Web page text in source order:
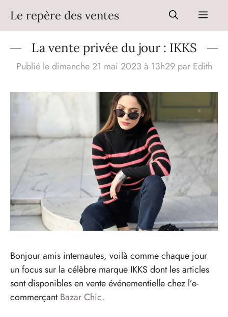
contenu
Le repère des ventes Menu
La vente privée du jour : IKKS
Publié le dimanche 21 mai 2023 à 13h29 par Edith
Bonjour amis internautes, voilà comme chaque jour
un focus sur la célèbre marque IKKS dont les articles
sont disponibles en vente événementielle chez l’e-
commerçantBazar Chic.